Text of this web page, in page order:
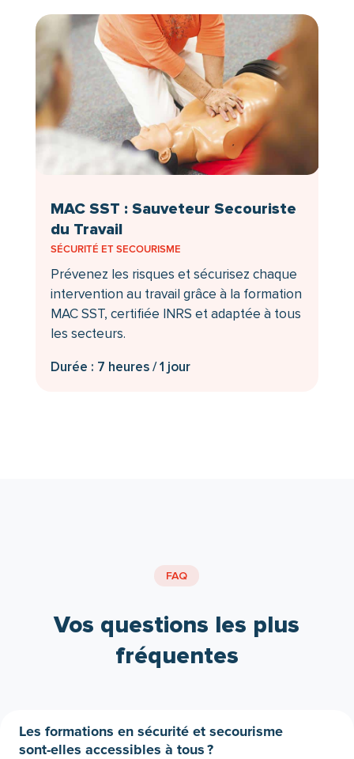
MAC SST : Sauveteur Secouriste
du Travail
SÉCURITÉ ET SECOURISME
Prévenez les risques et sécurisez chaque
intervention au travail grâce à la formation
MAC SST, certifiée INRS et adaptée à tous
les secteurs.
Durée : 7 heures / 1 jour
FAQ
Vos questions les plus
fréquentes
Les formations en sécurité et secourisme
sont-elles accessibles à tous ?